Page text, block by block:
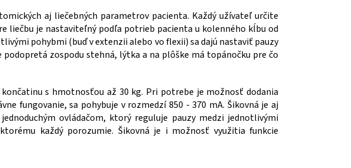
aj liečebných parametrov pacienta. Každý užívateľ určite
liečbu je nastaviteľný podľa potrieb pacienta u kolenného kĺbu od
pohybmi (buď v extenzii alebo vo flexii) sa dajú nastaviť pauzy
zospodu stehná, lýtka a na plôške má topánočku pre čo
s hmotnosťou až 30 kg. Pri potrebe je možnosť dodania
fungovanie, sa pohybuje v rozmedzí 850 - 370 mA. Šikovná je aj
ovládačom, ktorý reguluje pauzy medzi jednotlivými
každý porozumie. Šikovná je i možnosť využitia funkcie